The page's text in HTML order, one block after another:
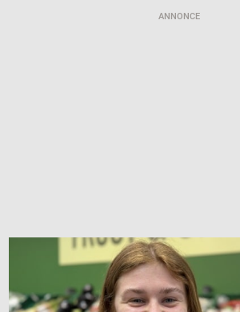
ANNONCE